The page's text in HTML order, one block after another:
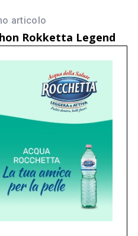
articolo
Rokketta Legend